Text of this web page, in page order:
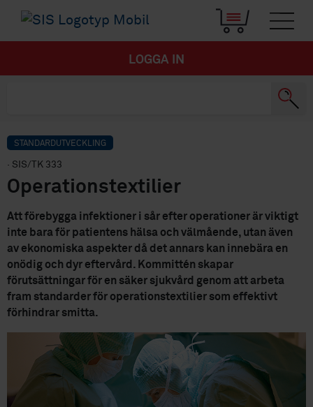
LOGGA IN
STANDARDUTVECKLING
· SIS/TK 333
Operationstextilier
Att förebygga infektioner i sår efter operationer är viktigt
inte bara för patientens hälsa och välmående, utan även
av ekonomiska aspekter då det annars kan innebära en
onödig och dyr eftervård. Kommittén skapar
förutsättningar för en säker sjukvård genom att arbeta
fram standarder för operationstextilier som effektivt
förhindrar smitta.